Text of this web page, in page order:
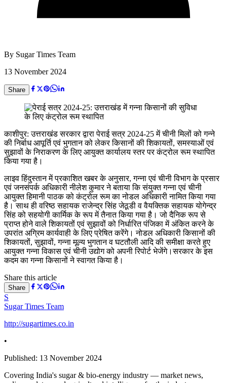
By Sugar Times Team
13 November 2024
Share
काशीपुर: उत्तराखंड सरकार द्वारा पेराई सत्र 2024-25 में चीनी मिलों को गन्ने
की निर्बाध आपूर्ति एवं भुगतान को लेकर किसानों की शिकायतों, समस्याओं एवं
सुझावों के निराकरण के लिए आयुक्त कार्यालय स्तर पर कंट्रोल रूम स्थापित
किया गया है।
लाइव हिंदुस्तान में प्रकाशित खबर के अनुसार, गन्ना एवं चीनी विभाग के प्रसार
एवं जनसंपर्क अधिकारी नीलेश कुमार ने बताया कि संयुक्त गन्ना एवं चीनी
आयुक्त हिमानी पाठक को कंट्रोल रूम का नोडल अधिकारी नामित किया गया
है। साथ ही वरिष्ठ सहायक राजेन्द्र सिंह जेठूडी व वैयक्तिक सहायक योगेन्द्र
सिंह को सहयोगी कार्मिक के रूप में तैनात किया गया है। जो दैनिक रूप से
प्राप्त होने वाले शिकायतों एवं सुझावों को निर्धारित पंजिका में अंकित करने के
उपरांत अग्रिम कार्यवाही के लिए प्रेषित करेंगे। नोडल अधिकारी किसानों की
शिकायतों, सुझावों, गन्ना मूल्य भुगतान व घटतौली आदि की समीक्षा करते हुए
आयुक्त गन्ना विकास एवं चीनी उद्योग को अपनी रिपोर्ट भेजेंगे।सरकार के इस
कदम का गन्ना किसानों ने स्वागत किया है।
Share this article
Share
S
Sugar Times Team
http://sugartimes.co.in
•
Published: 13 November 2024
Covering India's sugar & bio-energy industry — market news,